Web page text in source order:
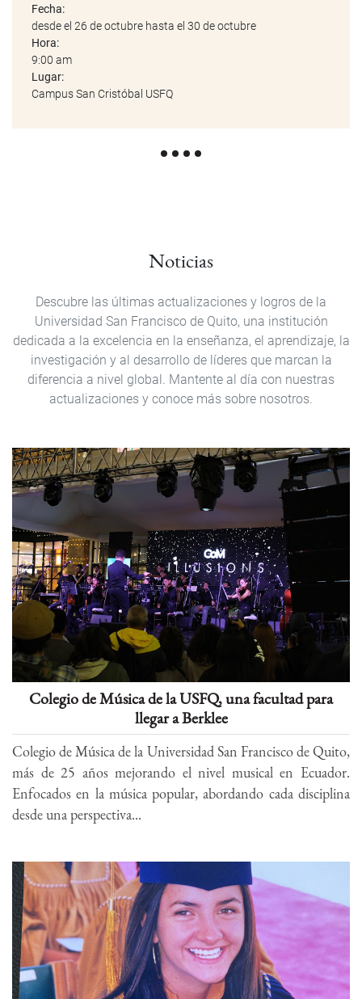
Fecha:
desde el 26 de octubre hasta el 30 de octubre
Hora:
9:00 am
Lugar:
Campus San Cristóbal USFQ
Noticias
Descubre las últimas actualizaciones y logros de la
Universidad San Francisco de Quito, una institución
dedicada a la excelencia en la enseñanza, el aprendizaje, la
investigación y al desarrollo de líderes que marcan la
diferencia a nivel global. Mantente al día con nuestras
actualizaciones y conoce más sobre nosotros.
Colegio de Música de la USFQ, una facultad para
llegar a Berklee
Colegio de Música de la Universidad San Francisco de Quito,
más de 25 años mejorando el nivel musical en Ecuador.
Enfocados en la música popular, abordando cada disciplina
desde una perspectiva...